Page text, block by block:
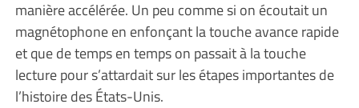
manière accélérée. Un peu comme si on écoutait un
magnétophone en enfonçant la touche avance rapide
et que de temps en temps on passait à la touche
lecture pour s’attardait sur les étapes importantes de
l’histoire des États-Unis.